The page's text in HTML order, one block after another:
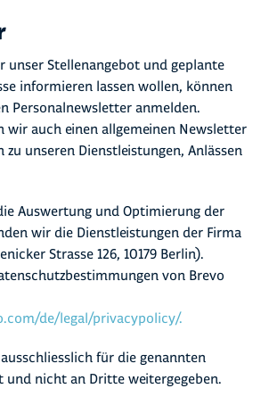
unser Stellenangebot und geplante
informieren lassen wollen, können
Personalnewsletter anmelden.
wir auch einen allgemeinen Newsletter
unseren Dienstleistungen, Anlässen
Auswertung und Optimierung der
wir die Dienstleistungen der Firma
Strasse 126, 10179 Berlin).
von Brevo
de/legal/privacypolicy/.
für die genannten
und nicht an Dritte weitergegeben.